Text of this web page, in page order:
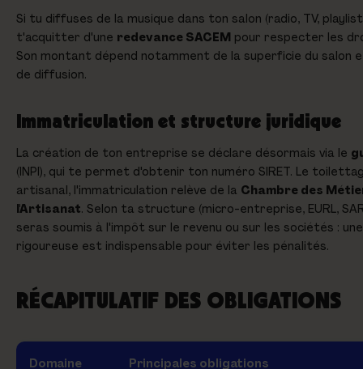
Si tu diffuses de la musique dans ton salon (radio, TV,
t'acquitter d'une redevance SACEM pour respecter les
Son montant dépend notamment de la superficie du salon
de diffusion.
Immatriculation et structure juridique
La création de ton entreprise se déclare désormais via le
(INPI), qui te permet d'obtenir ton numéro SIRET. Le
artisanal, l'immatriculation relève de la Chambre des
l'Artisanat. Selon ta structure (micro-entreprise, EURL,
seras soumis à l'impôt sur le revenu ou sur les sociétés :
rigoureuse est indispensable pour éviter les pénalités.
RÉCAPITULATIF DES OBLIGATIONS
Domaine Principales obligations